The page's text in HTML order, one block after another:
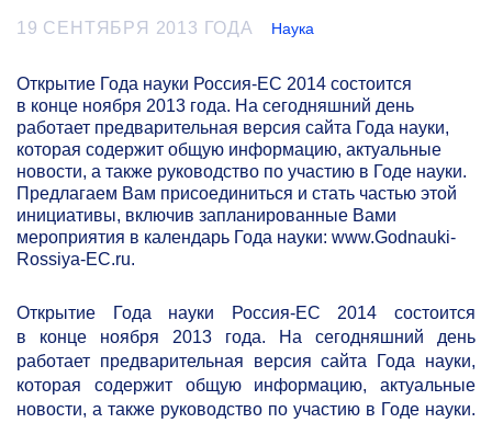
19 СЕНТЯБРЯ 2013 ГОДА Наука
Открытие Года науки Россия‐ЕС 2014 состоится
в конце ноября 2013 года. На сегодняшний день
работает предварительная версия сайта Года науки,
которая содержит общую информацию, актуальные
новости, а также руководство по участию в Годе науки.
Предлагаем Вам присоединиться и стать частью этой
инициативы, включив запланированные Вами
мероприятия в календарь Года науки: www.Godnauki‐
Rossiya‐EC.ru.
Открытие Года науки Россия‐ЕС 2014 состоится
в конце ноября 2013 года. На сегодняшний день
работает предварительная версия сайта Года науки,
которая содержит общую информацию, актуальные
новости, а также руководство по участию в Годе науки.